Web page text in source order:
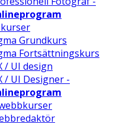
Grundkurs
Fortsättningskurs
/ UI design
/ UI Designer -